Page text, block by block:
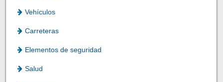
Vehículos
Carreteras
Elementos de seguridad
Salud